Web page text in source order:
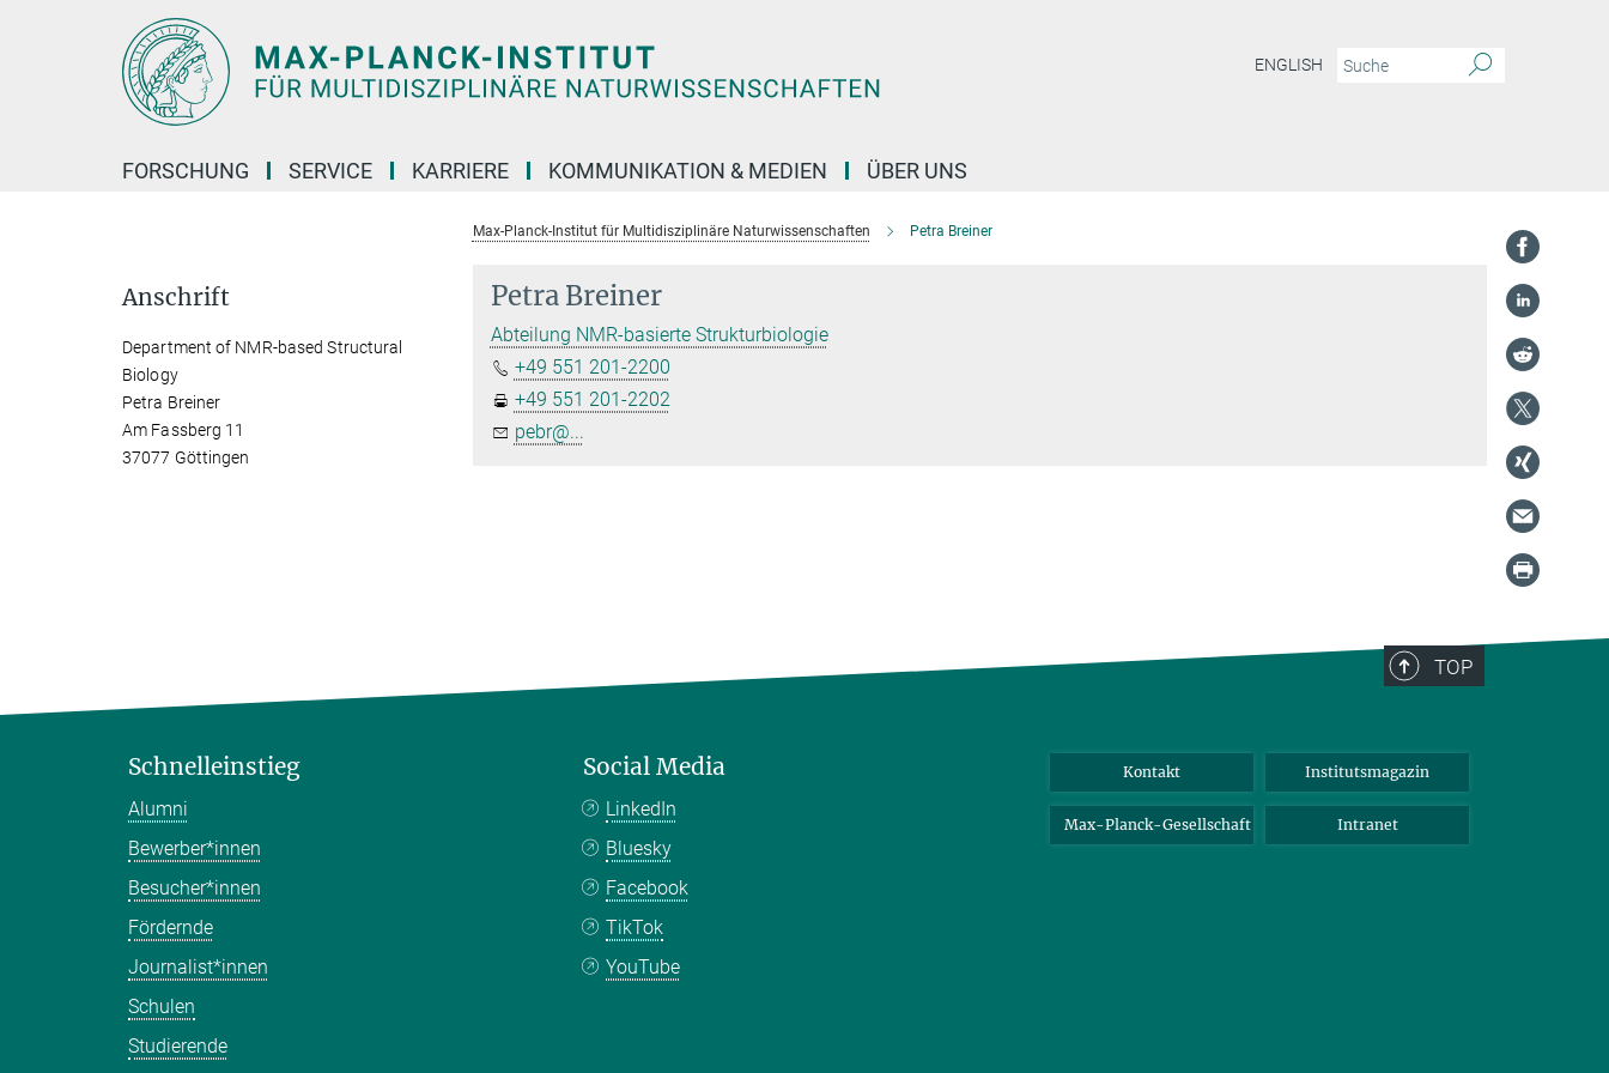
ENGLISH
FORSCHUNG SERVICE KARRIERE KOMMUNIKATION & MEDIEN ÜBER UNS
Max-Planck-Institut für Multidisziplinäre Naturwissenschaften Petra Breiner
Petra Breiner
Abteilung NMR-basierte Strukturbiologie
+49 551 201-2200
+49 551 201-2202
pebr@...
Anschrift
Department of NMR-based Structural
Biology
Petra Breiner
Am Fassberg 11
37077 Göttingen
TOP
Schnelleinstieg
Alumni
Bewerber*innen
Besucher*innen
Fördernde
Journalist*innen
Schulen
Studierende
Social Media
LinkedIn
Bluesky
Facebook
TikTok
YouTube
Kontakt Institutsmagazin
Max-Planck-Gesellschaft Intranet